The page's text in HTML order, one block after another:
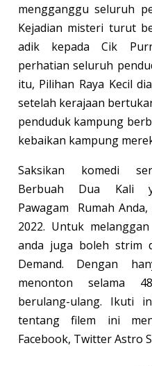
mengganggu seluruh
Kejadian misteri turut
adik kepada Cik
perhatian seluruh
itu, Pilihan Raya Kecil
setelah kerajaan
penduduk kampung
kebaikan kampung
Saksikan komedi
Berbuah Dua Kali
Pawagam Rumah
2022. Untuk
anda juga boleh
Demand. Dengan
menonton selama
berulang-ulang. Ikuti
tentang filem ini
Facebook, Twitter Astro